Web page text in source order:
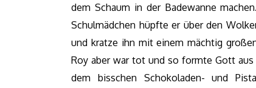
dem Schaum in der Badewanne
Schulmädchen hüpfte er über den
und kratze ihn mit einem mächtig
Roy aber war tot und so formte Gott aus
dem bisschen Schokoladen- und